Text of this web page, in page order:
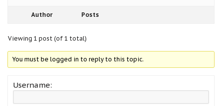
Author Posts
Viewing 1 post (of 1 total)
You must be logged in to reply to this topic.
Username: